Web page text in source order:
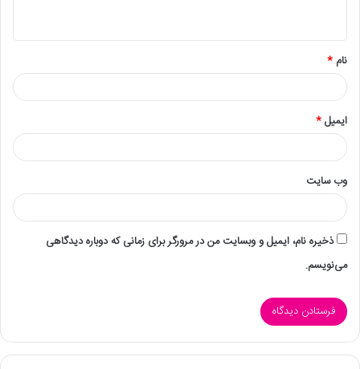
نام *
ایمیل*
وب‌ سایت
ذخیره نام، ایمیل و وبسایت من در مرورگر برای زمانی که دوباره دیدگاهی
می‌نویسم.